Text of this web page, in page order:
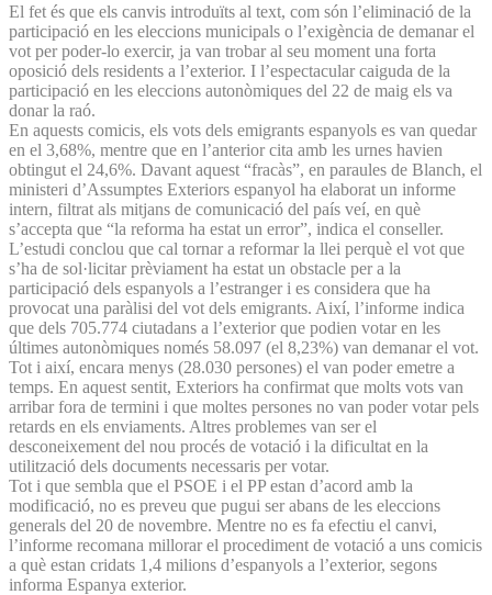
El fet és que els canvis introduïts al text, com són l’eliminació de la
participació en les eleccions municipals o l’exigència de demanar el
vot per poder-lo exercir, ja van trobar al seu moment una forta
oposició dels residents a l’exterior. I l’espectacular caiguda de la
participació en les eleccions autonòmiques del 22 de maig els va
donar la raó.
En aquests comicis, els vots dels emigrants espanyols es van quedar
en el 3,68%, mentre que en l’anterior cita amb les urnes havien
obtingut el 24,6%. Davant aquest “fracàs”, en paraules de Blanch, el
ministeri d’Assumptes Exteriors espanyol ha elaborat un informe
intern, filtrat als mitjans de comunicació del país veí, en què
s’accepta que “la reforma ha estat un error”, indica el conseller.
L’estudi conclou que cal tornar a reformar la llei perquè el vot que
s’ha de sol·licitar prèviament ha estat un obstacle per a la
participació dels espanyols a l’estranger i es considera que ha
provocat una paràlisi del vot dels emigrants. Així, l’informe indica
que dels 705.774 ciutadans a l’exterior que podien votar en les
últimes autonòmiques només 58.097 (el 8,23%) van demanar el vot.
Tot i així, encara menys (28.030 persones) el van poder emetre a
temps. En aquest sentit, Exteriors ha confirmat que molts vots van
arribar fora de termini i que moltes persones no van poder votar pels
retards en els enviaments. Altres problemes van ser el
desconeixement del nou procés de votació i la dificultat en la
utilització dels documents necessaris per votar.
Tot i que sembla que el PSOE i el PP estan d’acord amb la
modificació, no es preveu que pugui ser abans de les eleccions
generals del 20 de novembre. Mentre no es fa efectiu el canvi,
l’informe recomana millorar el procediment de votació a uns comicis
a què estan cridats 1,4 milions d’espanyols a l’exterior, segons
informa Espanya exterior.